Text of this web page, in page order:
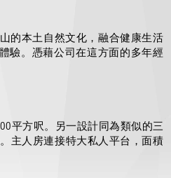
的本土自然文化，融合健康生活
驗。憑藉公司在這方面的多年經
平方呎。另一設計同為類似的三
主人房連接特大私人平台，面積